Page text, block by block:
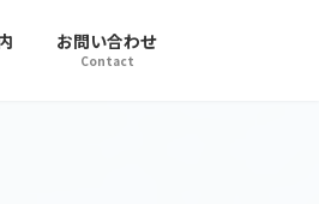
お問い合わせ
Contact